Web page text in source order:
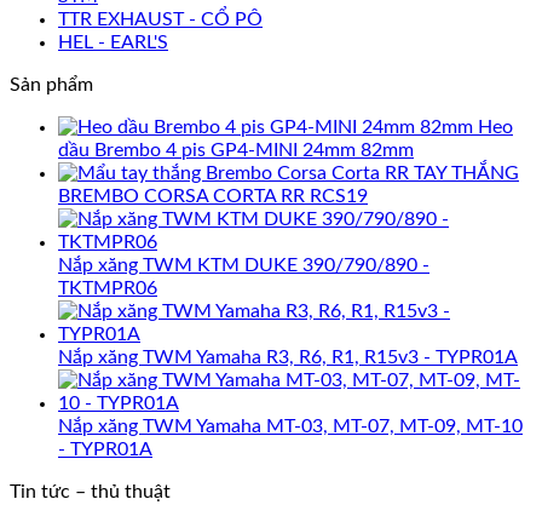
TTR EXHAUST - CỔ PÔ
HEL - EARL'S
Sản phẩm
Heo
dầu Brembo 4 pis GP4-MINI 24mm 82mm
TAY THẮNG
BREMBO CORSA CORTA RR RCS19
Nắp xăng TWM KTM DUKE 390/790/890 -
TKTMPR06
Nắp xăng TWM Yamaha R3, R6, R1, R15v3 - TYPR01A
Nắp xăng TWM Yamaha MT-03, MT-07, MT-09, MT-10
- TYPR01A
Tin tức – thủ thuật